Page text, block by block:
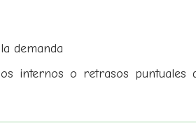
demanda
internos o retrasos puntuales